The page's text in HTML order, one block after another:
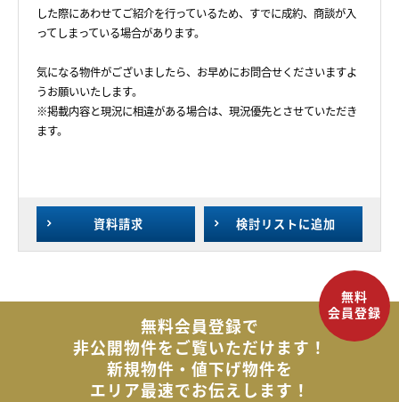
資料請求 検討リストに追加
した際にあわせてご紹介を行っているため、すでに成約、商談が入
ってしまっている場合があります。
気になる物件がございましたら、お早めにお問合せくださいますよ
うお願いいたします。
※掲載内容と現況に相違がある場合は、現況優先とさせていただき
ます。
無料会員登録で
非公開物件をご覧いただけます！
新規物件・値下げ物件を
エリア最速でお伝えします！